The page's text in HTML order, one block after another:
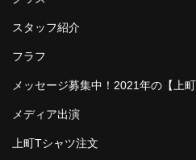
スタッフ紹介
フラフ
メッセージ募集中！2021年の【上
メディア出演
上町Tシャツ注文